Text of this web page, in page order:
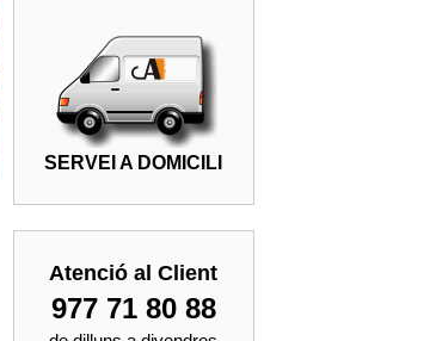
SERVEI A DOMICILI
Atenció al Client
977 71 80 88